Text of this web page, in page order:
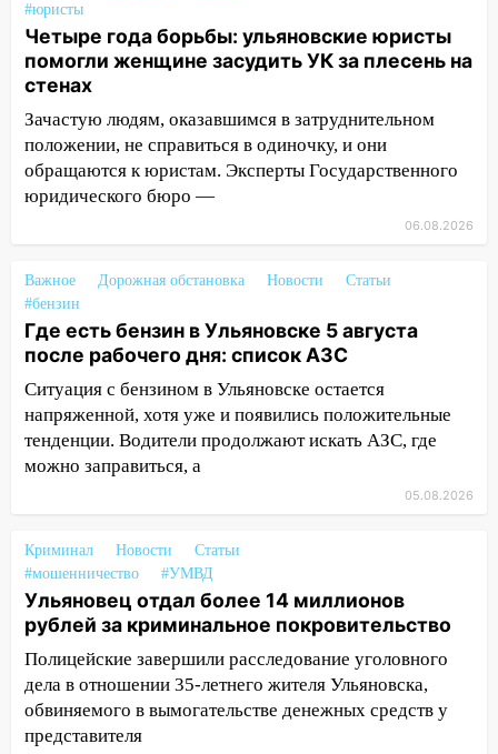
10:00
51-летний мужчина
09:50
В Ульяновске черный коршун
09:44 Ульяновские спасатели помогли
юному велосипедисту на улице
Чернышевского
В Заволжском районе украли два
07:18
тридцатиградусная жара: какая будет
погода в четверг
06:00 Четыре года борьбы: ульяновские
юристы помогли женщине засудить УК
за плесень на стенах
05:00
Кому 6 августа звезды сулят
05.08.2026
22:58 Соцсети: на проспекте Тюленева
ДТП с мотоциклистом
20:22 Мошенники обманули 92-летнюю
жительницу Ульяновской области
19:14 Житель Ульяновской области
#юристы
Четыре года борьбы: ульяновские юристы
помогли женщине засудить УК за плесень на
стенах
Зачастую людям, оказавшимся в затруднительном
положении, не справиться в одиночку, и они
обращаются к юристам. Эксперты Государственного
юридического бюро —
06.08.2026
Важное Дорожная обстановка Новости
Статьи
#бензин
Где есть бензин в Ульяновске 5 августа
после рабочего дня: список АЗС
Ситуация с бензином в Ульяновске остается
напряженной, хотя уже и появились положительные
тенденции. Водители продолжают искать АЗС, где
можно заправиться, а
05.08.2026
Криминал Новости
Статьи
#мошенничество
#УМВД
Ульяновец отдал более 14 миллионов
рублей за криминальное покровительство
Полицейские завершили расследование уголовного
дела в отношении 35-летнего жителя Ульяновска,
обвиняемого в вымогательстве денежных средств у
представителя